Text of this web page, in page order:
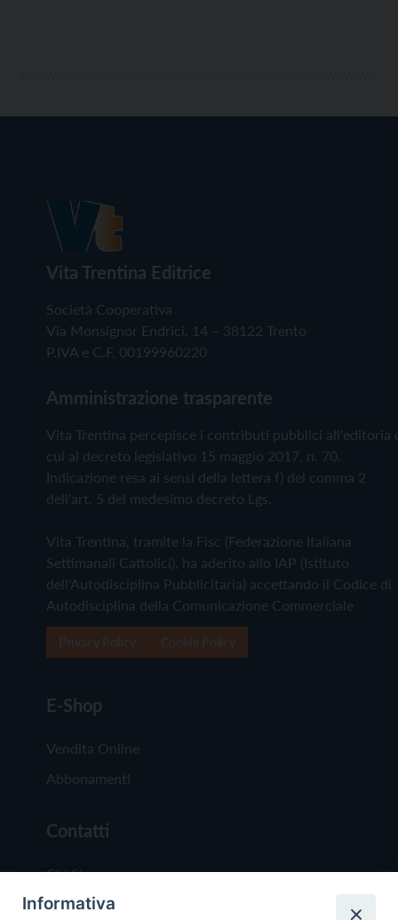
Vita Trentina Editrice
Società Cooperativa
Via Monsignor Endrici, 14 – 38122 Trento
P.IVA e C.F. 00199960220
Amministrazione trasparente
Vita Trentina percepisce i contributi pubblici all'editoria
cui al decreto legislativo 15 maggio 2017, n. 70.
Indicazione resa ai sensi della lettera f) del comma 2
dell'art. 5 del medesimo decreto Lgs.
Vita Trentina, tramite la Fisc (Federazione Italiana
Settimanali Cattolici), ha aderito allo IAP (Istituto
dell'Autodisciplina Pubblicitaria) accettando il Codice di
Autodisciplina della Comunicazione Commerciale
E-Shop
Vendita Online
Abbonamenti
Contatti
Chi Siamo
Redazione
Informativa